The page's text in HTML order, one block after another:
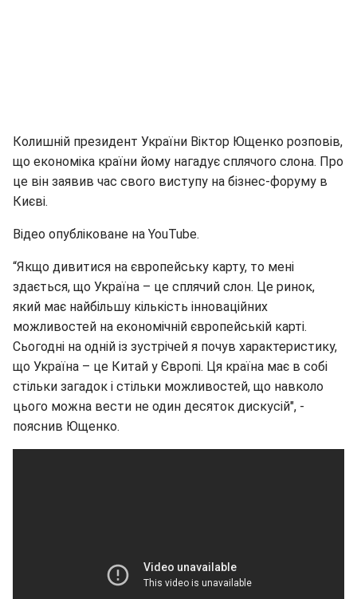
Колишній президент України Віктор Ющенко розповів,
що економіка країни йому нагадує сплячого слона. Про
це він заявив час свого виступу на бізнес-форуму в
Києві.
Відео опубліковане на YouTube.
“Якщо дивитися на європейську карту, то мені
здається, що Україна – це сплячий слон. Це ринок,
який має найбільшу кількість інноваційних
можливостей на економічній європейській карті.
Сьогодні на одній із зустрічей я почув характеристику,
що Україна – це Китай у Європі. Ця країна має в собі
стільки загадок і стільки можливостей, що навколо
цього можна вести не один десяток дискусій", -
пояснив Ющенко.